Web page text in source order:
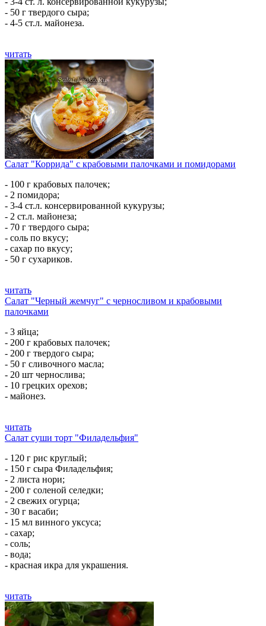
- 50 г твердого сыра;
- 4-5 ст.л. майонеза.
читать
Салат "Коррида" с крабовыми палочками и помидорами
- 100 г крабовых палочек;
- 2 помидора;
- 3-4 ст.л. консервированной кукурузы;
- 2 ст.л. майонеза;
- 70 г твердого сыра;
- соль по вкусу;
- сахар по вкусу;
- 50 г сухариков.
читать
Салат "Черный жемчуг" с черносливом и крабовыми
палочками
- 3 яйца;
- 200 г крабовых палочек;
- 200 г твердого сыра;
- 50 г сливочного масла;
- 20 шт чернослива;
- 10 грецких орехов;
- майонез.
читать
Салат суши торт "Филадельфия"
- 120 г рис круглый;
- 150 г сыра Филадельфия;
- 2 листа нори;
- 200 г соленой селедки;
- 2 свежих огурца;
- 30 г васаби;
- 15 мл винного уксуса;
- сахар;
- соль;
- вода;
- красная икра для украшения.
читать